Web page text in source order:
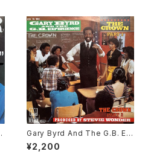
Gary Byrd And The G.B. Ex
perience / The Crown
¥2,200